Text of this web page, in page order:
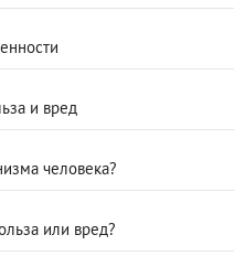
и вред
человека?
или вред?